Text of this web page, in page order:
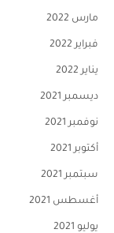
مارس 2022
فبراير 2022
يناير 2022
ديسمبر 2021
نوفمبر 2021
أكتوبر 2021
سبتمبر 2021
أغسطس 2021
يوليو 2021